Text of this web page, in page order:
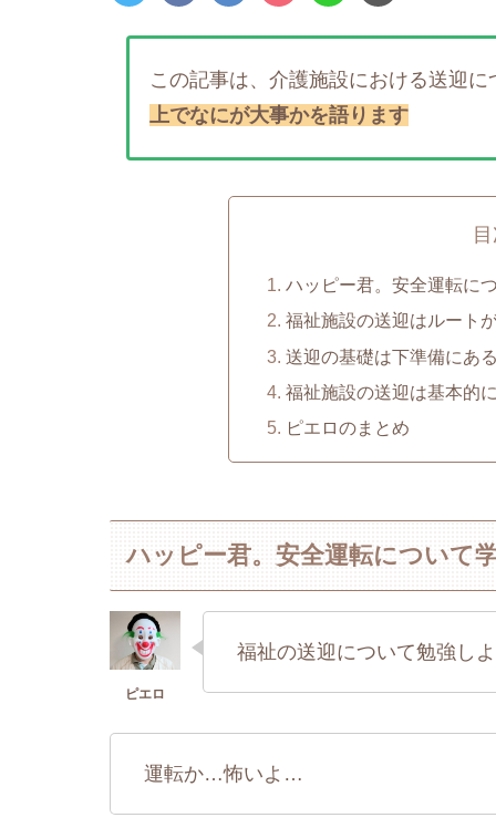
この記事は、介護施設における送迎
上でなにが大事かを語ります
ハッピー君。安全運転に
福祉施設の送迎はルート
送迎の基礎は下準備にあ
福祉施設の送迎は基本的
ピエロのまとめ
ハッピー君。安全運転について
福祉の送迎について勉強し
運転か…怖いよ…